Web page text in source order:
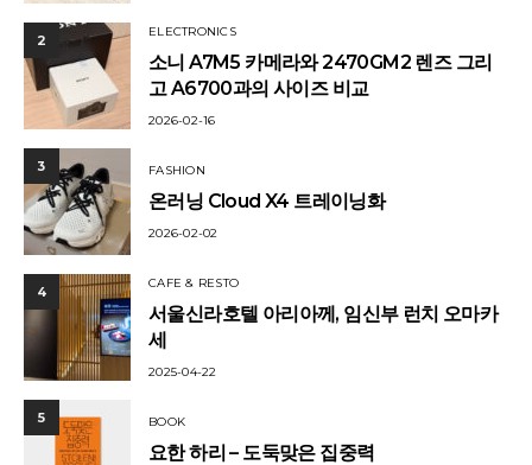
2 ELECTRONICS
소니 A7M5 카메라와 2470GM2 렌즈 그리
고 A6700과의 사이즈 비교
2026-02-16
3 FASHION
온러닝 Cloud X4 트레이닝화
2026-02-02
4 CAFE & RESTO
서울신라호텔 아리아께, 임신부 런치 오마카
세
2025-04-22
5 BOOK
요한 하리 – 도둑맞은 집중력